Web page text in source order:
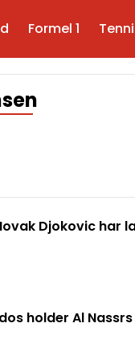
Formel 1
Djokovic har
holder Al